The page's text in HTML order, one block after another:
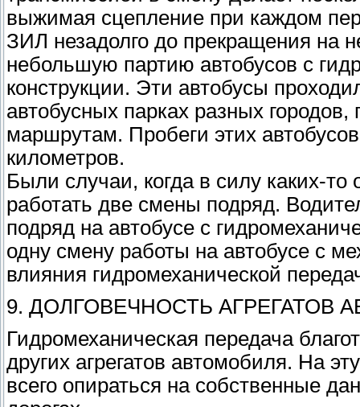
выжимая сцепление при каждом
ЗИЛ незадолго до прекращения на
небольшую партию автобусов с
конструкции. Эти автобусы
автобусных парках разных
маршрутам. Пробеги этих
километров.
Были случаи, когда в силу каких-
работать две смены подряд.
подряд на автобусе с
одну смену работы на автобусе с
влияния гидромеханической
9. ДОЛГОВЕЧНОСТЬ АГРЕГАТОВ
Гидромеханическая передача
других агрегатов автомобиля. На
всего опираться на собственные